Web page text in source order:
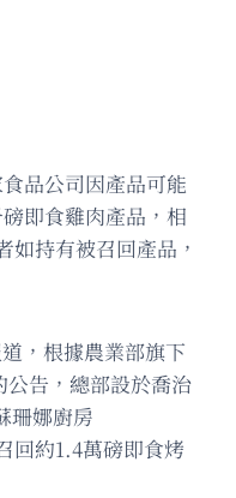
品公司因產品可能
即食雞肉產品，相
如持有被召回產品，
，根據農業部旗下
告，總部設於喬治
珊娜廚房
回約1.4萬磅即食烤